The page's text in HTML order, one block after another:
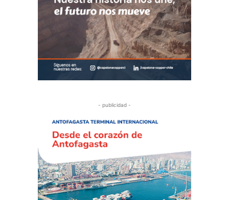
- publicidad -